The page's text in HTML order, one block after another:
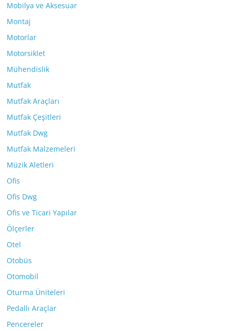
Mobilya ve Aksesuar
Montaj
Motorlar
Motorsiklet
Mühendislik
Mutfak
Mutfak Araçları
Mutfak Çeşitleri
Mutfak Dwg
Mutfak Malzemeleri
Müzik Aletleri
Ofis
Ofis Dwg
Ofis ve Ticari Yapılar
Ölçerler
Otel
Otobüs
Otomobil
Oturma Üniteleri
Pedallı Araçlar
Pencereler